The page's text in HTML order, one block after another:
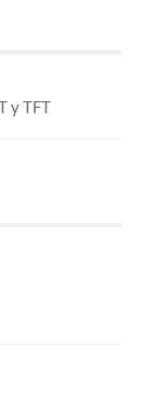
y TFT